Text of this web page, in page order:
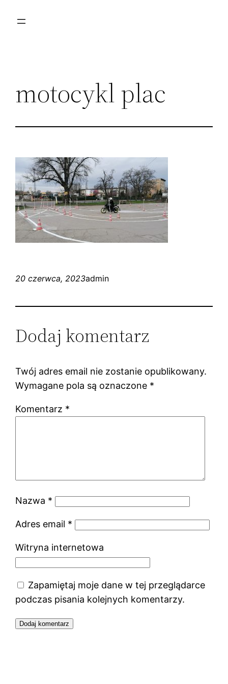
motocykl plac
20 czerwca, 2023admin
Dodaj komentarz
Twój adres email nie zostanie opublikowany.
Wymagane pola są oznaczone *
Komentarz *
Nazwa *
Adres email *
Witryna internetowa
Zapamiętaj moje dane w tej przeglądarce
podczas pisania kolejnych komentarzy.